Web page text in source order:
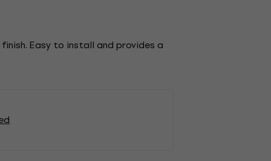
Easy to install and provides a